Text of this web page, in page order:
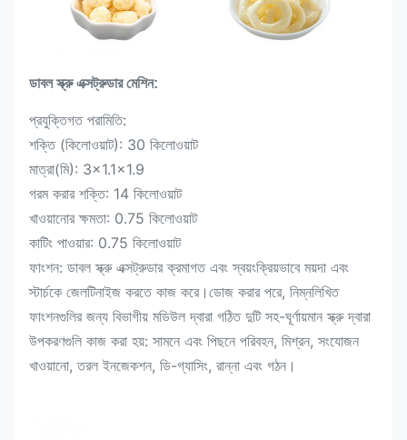
ডাবল স্ক্রু এক্সট্রুডার মেশিন:
প্রযুক্তিগত পরামিতি:
শক্তি (কিলোওয়াট): 30 কিলোওয়াট
মাত্রা(মি): 3×1.1×1.9
গরম করার শক্তি: 14 কিলোওয়াট
খাওয়ানোর ক্ষমতা: 0.75 কিলোওয়াট
কাটিং পাওয়ার: 0.75 কিলোওয়াট
ফাংশন: ডাবল স্ক্রু এক্সট্রুডার ক্রমাগত এবং স্বয়ংক্রিয়ভাবে ময়দা এবং
স্টার্চকে জেলটিনাইজ করতে কাজ করে।ডোজ করার পরে, নিম্নলিখিত
ফাংশনগুলির জন্য বিভাগীয় মডিউল দ্বারা গঠিত দুটি সহ-ঘূর্ণায়মান স্ক্রু দ্বারা
উপকরণগুলি কাজ করা হয়: সামনে এবং পিছনে পরিবহন, মিশ্রন, সংযোজন
খাওয়ানো, তরল ইনজেকশন, ডি-গ্যাসিং, রান্না এবং গঠন।